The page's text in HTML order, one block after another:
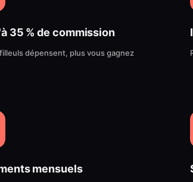
35 % de commission
dépensent, plus vous gagnez
mensuels